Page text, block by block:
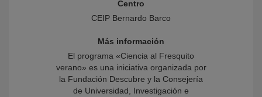
Centro
CEIP Bernardo Barco
Más información
El programa «Ciencia al Fresquito
verano» es una iniciativa organizada por
la Fundación Descubre y la Consejería
de Universidad, Investigación e